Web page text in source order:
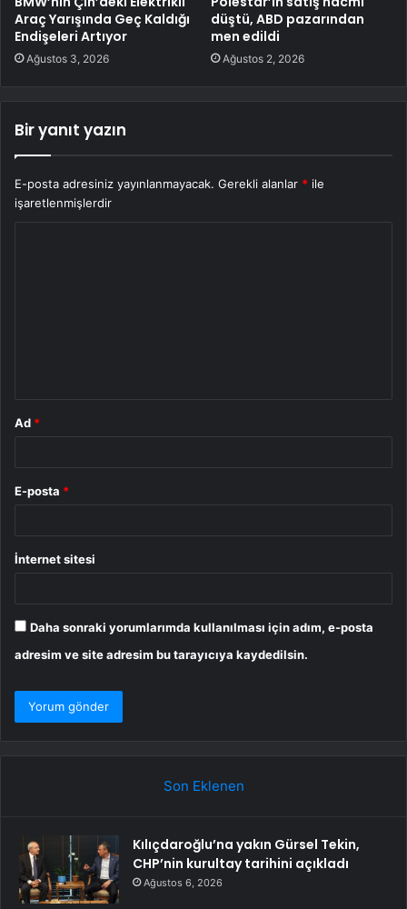
Araç Yarışında Geç Kaldığı
Endişeleri Artıyor
Ağustos 3, 2026
düştü, ABD pazarından
men edildi
Ağustos 2, 2026
Bir yanıt yazın
E-posta adresiniz yayınlanmayacak. Gerekli alanlar * ile
işaretlenmişlerdir
Ad *
E-posta *
İnternet sitesi
Daha sonraki yorumlarımda kullanılması için adım, e-posta
adresim ve site adresim bu tarayıcıya kaydedilsin.
Son Eklenen
Kılıçdaroğlu’na yakın Gürsel Tekin,
CHP’nin kurultay tarihini açıkladı
Ağustos 6, 2026